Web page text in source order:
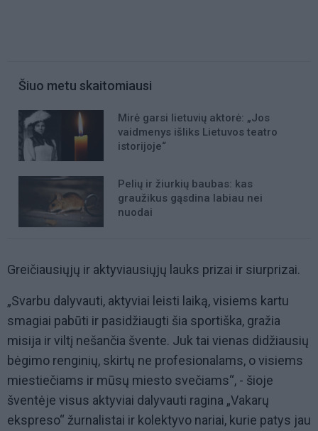
Šiuo metu skaitomiausi
Mirė garsi lietuvių aktorė: „Jos
vaidmenys išliks Lietuvos teatro
istorijoje“
Pelių ir žiurkių baubas: kas
graužikus gąsdina labiau nei
nuodai
Greičiausiųjų ir aktyviausiųjų lauks prizai ir siurprizai.
„Svarbu dalyvauti, aktyviai leisti laiką, visiems kartu
smagiai pabūti ir pasidžiaugti šia sportiška, gražia
misija ir viltį nešančia švente. Juk tai vienas didžiausių
bėgimo renginių, skirtų ne profesionalams, o visiems
miestiečiams ir mūsų miesto svečiams“, - šioje
šventėje visus aktyviai dalyvauti ragina „Vakarų
ekspreso“ žurnalistai ir kolektyvo nariai, kurie patys jau